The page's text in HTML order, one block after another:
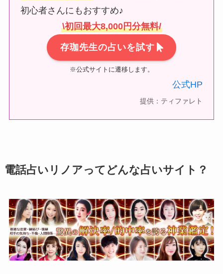
初心者さんにもおすすめ♪
\初回最大8,000円分無料/
存珈先生の占いを試す
※公式サイトに遷移します。
公式HP
提供：ティファレト
電話占いリノアってどんな占いサイト？